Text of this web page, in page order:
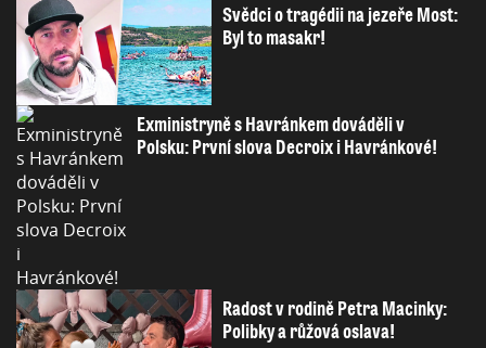
Svědci o tragédii na jezeře Most:
Byl to masakr!
Exministryně s Havránkem dováděli v
Polsku: První slova Decroix i Havránkové!
Radost v rodině Petra Macinky:
Polibky a růžová oslava!